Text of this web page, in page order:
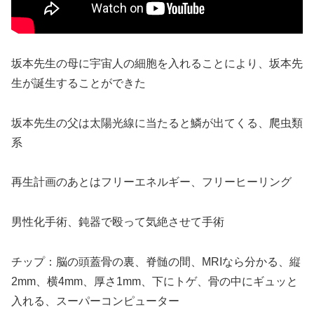
坂本先生の母に宇宙人の細胞を入れることにより、坂本先
生が誕生することができた
坂本先生の父は太陽光線に当たると鱗が出てくる、爬虫類
系
再生計画のあとはフリーエネルギー、フリーヒーリング
男性化手術、鈍器で殴って気絶させて手術
チップ：脳の頭蓋骨の裏、脊髄の間、MRIなら分かる、縦
2mm、横4mm、厚さ1mm、下にトゲ、骨の中にギュッと
入れる、スーパーコンピューター